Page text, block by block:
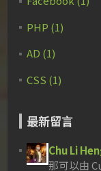
PHP (1)
AD (1)
CSS (1)
最新留言
Chu Li
那可以由